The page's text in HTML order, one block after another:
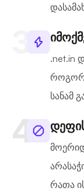
.net.in
სანამ
რათა